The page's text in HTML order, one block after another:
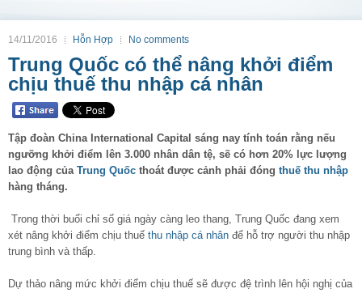
14/11/2016 Hỗn Hợp No comments
Trung Quốc có thể nâng khởi điểm
chịu thuế thu nhập cá nhân
Tập đoàn China International Capital sáng nay tính toán rằng nếu
ngưỡng khởi điểm lên 3.000 nhân dân tệ, sẽ có hơn 20% lực lượng
lao động của Trung Quốc thoát được cảnh phải đóng thuế thu nhập
hàng tháng.
Trong thời buổi chỉ số giá ngày càng leo thang, Trung Quốc đang xem
xét nâng khởi điểm chịu thuế thu nhập cá nhân để hỗ trợ người thu nhập
trung bình và thấp.
Dự thảo nâng mức khởi điểm chịu thuế sẽ được đệ trình lên hội nghị của